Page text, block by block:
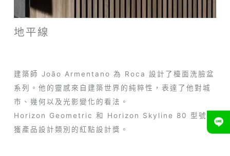
地平線
建築師 João Armentano 為 Roca 設計了檯面洗臉盆
系列。他的靈感來自建築世界的純粹性，表達了他對城
市、幾何以及光影變化的看法。
Horizo​​n Geometric 和 Horizo​​n Skyline 80 型號榮
獲產品設計類別的紅點設計獎。